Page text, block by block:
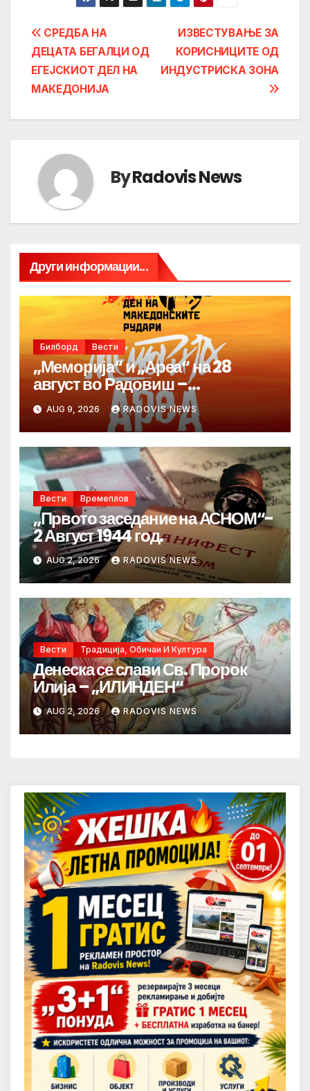
Post
navigation
ИЗВЕСТУВАЊЕ ЗА
КОРИСНИЦИТЕ ОД
ИНДУСТРИСКА ЗОНА
СРЕДБА НА
ДЕЦАТА БЕГАЛЦИ ОД
ЕГЕЈСКИОТ ДЕЛ НА
МАКЕДОНИЈА
ByRadovis News
Други информации...
Билборд Вести
„Меморија“ и „Ареа“ на 28
август во Радовиш –
продолжува традицијата за
Денот на македонските рудари
AUG 9, 2026 RADOVIS NEWS
Вести Времеплов
„Првото заседание на АСНОМ“-
2 Август 1944 год.
AUG 2, 2026 RADOVIS NEWS
Вести Традиција, Обичаи И Култура
Денеска се слави Св. Пророк
Илија – „ИЛИНДЕН“
AUG 2, 2026 RADOVIS NEWS